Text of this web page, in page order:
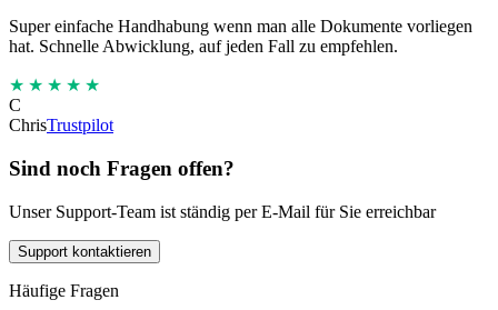
Super einfache Handhabung wenn man alle Dokumente vorliegen
hat. Schnelle Abwicklung, auf jeden Fall zu empfehlen.
★★★★★
C
ChrisTrustpilot
Sind noch Fragen offen?
Unser Support-Team ist ständig per E-Mail für Sie erreichbar
Support kontaktieren
Häufige Fragen